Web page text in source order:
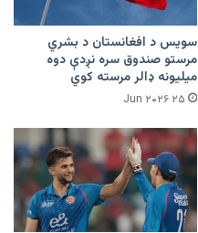
سویس د افغانستان د بشري
مرستو صندوق سره نږدې دوه
میلیونه ډالر مرسته کوي
۲۵ Jun ۲۰۲۶